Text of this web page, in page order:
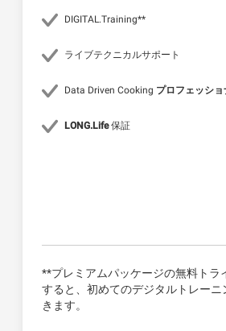
DIGITAL.Training**
ライブテクニカルサポート
Data Driven Cooking プロフェッショ
LONG.Life保証
**プレミアムパッケージの無料トラ
すると、初めてのデジタルトレーニ
きます。